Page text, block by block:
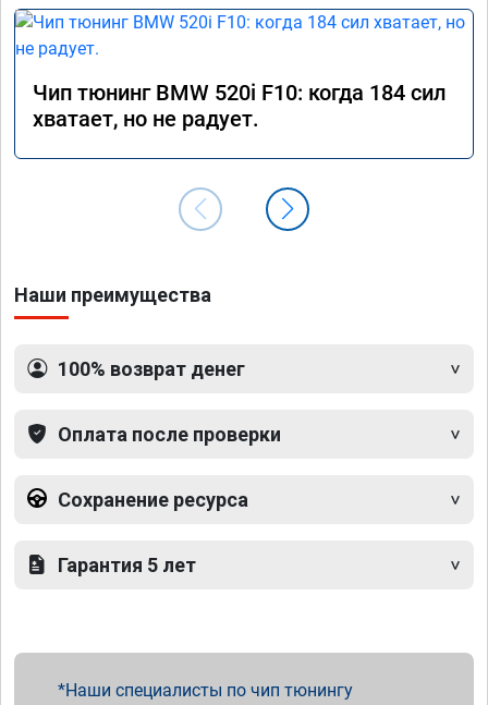
Чип тюнинг BMW 520i F10: когда 184 сил
хватает, но не радует.
Наши преимущества
100% возврат денег
Оплата после проверки
Сохранение ресурса
Гарантия 5 лет
Наши специалисты по чип тюнингу